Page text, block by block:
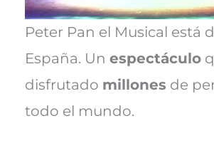
Peter Pan el Musical está
España. Un espectáculo
disfrutado millones de
todo el mundo.